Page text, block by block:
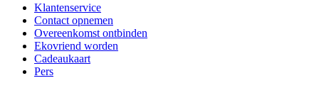
Klantenservice
Contact opnemen
Overeenkomst ontbinden
Ekovriend worden
Cadeaukaart
Pers